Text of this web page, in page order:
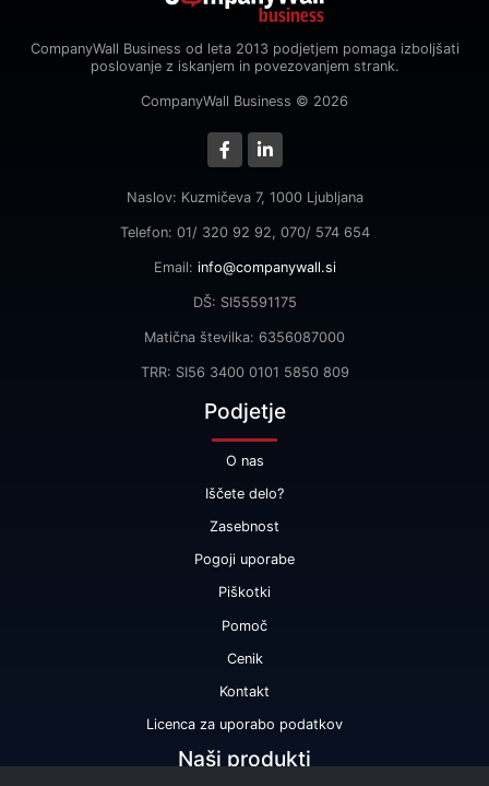
CompanyWall Business od leta 2013 podjetjem pomaga izboljšati
poslovanje z iskanjem in povezovanjem strank.
CompanyWall Business © 2026
Naslov: Kuzmičeva 7, 1000 Ljubljana
Telefon: 01/ 320 92 92, 070/ 574 654
Email: info@companywall.si
DŠ: SI55591175
Matična številka: 6356087000
TRR: SI56 3400 0101 5850 809
Podjetje
O nas
Iščete delo?
Zasebnost
Pogoji uporabe
Piškotki
Pomoč
Cenik
Kontakt
Licenca za uporabo podatkov
Naši produkti